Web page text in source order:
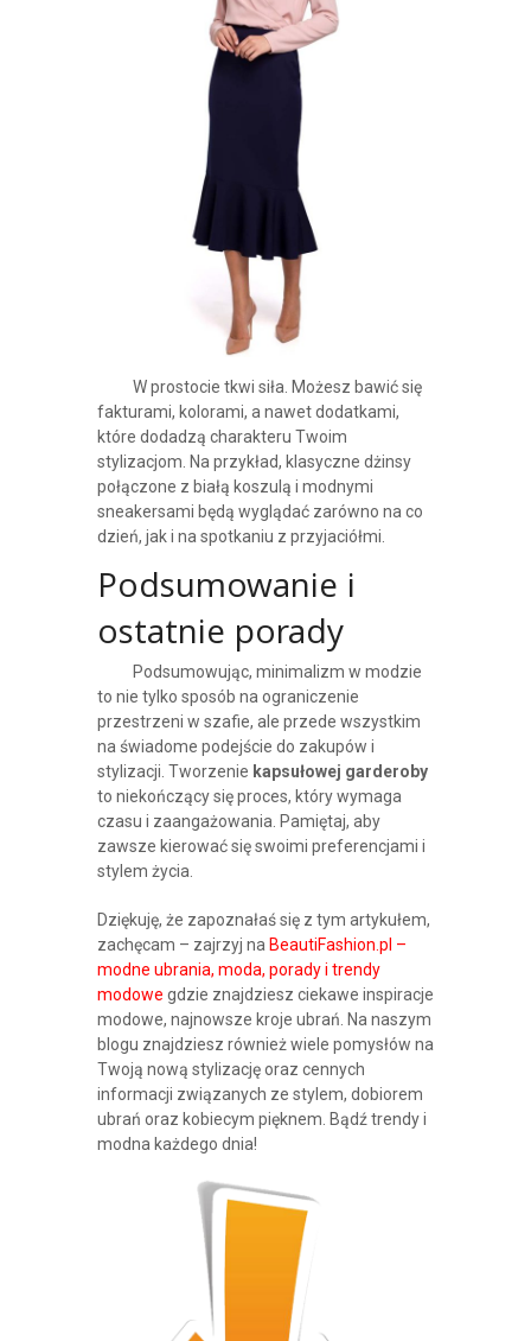
W prostocie tkwi siła. Możesz bawić się
fakturami, kolorami, a nawet dodatkami,
które dodadzą charakteru Twoim
stylizacjom. Na przykład, klasyczne dżinsy
połączone z białą koszulą i modnymi
sneakersami będą wyglądać zarówno na co
dzień, jak i na spotkaniu z przyjaciółmi.
Podsumowanie i
ostatnie porady
Podsumowując, minimalizm w modzie
to nie tylko sposób na ograniczenie
przestrzeni w szafie, ale przede wszystkim
na świadome podejście do zakupów i
stylizacji. Tworzenie kapsułowej garderoby
to niekończący się proces, który wymaga
czasu i zaangażowania. Pamiętaj, aby
zawsze kierować się swoimi preferencjami i
stylem życia.
Dziękuję, że zapoznałaś się z tym artykułem,
zachęcam – zajrzyj na BeautiFashion.pl –
modne ubrania, moda, porady i trendy
modowe gdzie znajdziesz ciekawe inspiracje
modowe, najnowsze kroje ubrań. Na naszym
blogu znajdziesz również wiele pomysłów na
Twoją nową stylizację oraz cennych
informacji związanych ze stylem, dobiorem
ubrań oraz kobiecym pięknem. Bądź trendy i
modna każdego dnia!